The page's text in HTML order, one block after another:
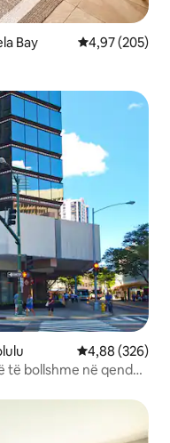
Bay Vlerësimi
4,97 (205)
Vlerësimi
4,88 (326)
të bollshme në qendër